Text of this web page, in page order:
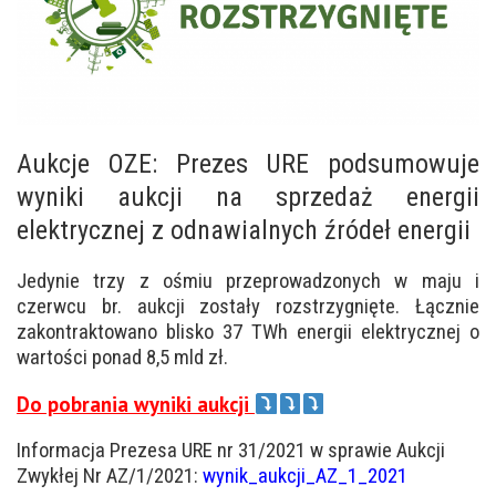
Aukcje OZE: Prezes URE podsumowuje
wyniki aukcji na sprzedaż energii
elektrycznej z odnawialnych źródeł energii
Jedynie trzy z ośmiu przeprowadzonych w maju i
czerwcu br. aukcji zostały rozstrzygnięte. Łącznie
zakontraktowano blisko 37 TWh energii elektrycznej o
wartości ponad 8,5 mld zł.
Do pobrania wyniki aukcji
Informacja Prezesa URE nr 31/2021 w sprawie Aukcji
Zwykłej Nr AZ/1/2021: wynik_aukcji_AZ_1_2021